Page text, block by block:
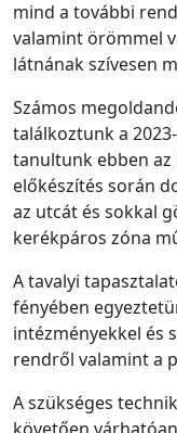
mind a további
valamint örömmel
látnának szívesen
Számos
találkoztunk a
tanultunk ebben az
előkészítés során
az utcát és sokkal
kerékpáros zóna
A tavalyi
fényében
intézményekkel és
rendről valamint a
A szükséges